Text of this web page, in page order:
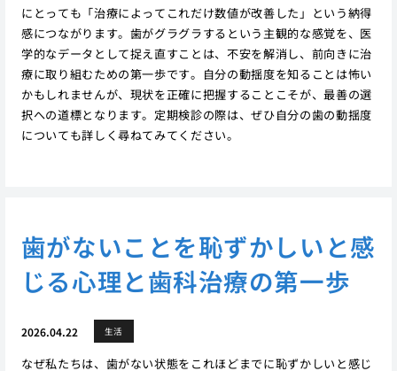
にとっても「治療によってこれだけ数値が改善した」という納得
感につながります。歯がグラグラするという主観的な感覚を、医
学的なデータとして捉え直すことは、不安を解消し、前向きに治
療に取り組むための第一歩です。自分の動揺度を知ることは怖い
かもしれませんが、現状を正確に把握することこそが、最善の選
択への道標となります。定期検診の際は、ぜひ自分の歯の動揺度
についても詳しく尋ねてみてください。
歯がないことを恥ずかしいと感
じる心理と歯科治療の第一歩
2026.04.22 生活
なぜ私たちは、歯がない状態をこれほどまでに恥ずかしいと感じ